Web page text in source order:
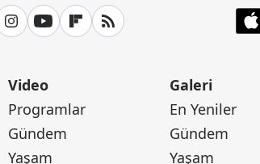
Video
Programlar
Gündem
Yaşam
Galeri
En Yeniler
Gündem
Yaşam